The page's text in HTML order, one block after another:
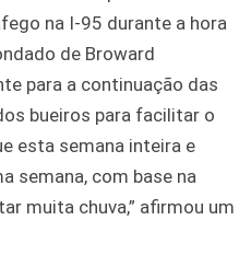
na I-95 durante a hora
de Broward
para a continuação das
bueiros para facilitar o
esta semana inteira e
semana, com base na
muita chuva,” afirmou um